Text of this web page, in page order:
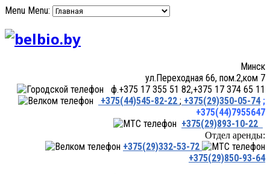
Menu Menu:
Минск
ул.Переходная 66, пом.2,ком 7
ф.+375 17 355 51 82,+375 17 374 65 11
+375(44)545-82-22 ; +375(29)350-05-74 ;
+375(44)7955647
+375(29)893-10-22
Отдел аренды:
+375(29)332-53-72
+375(29)850-93-64